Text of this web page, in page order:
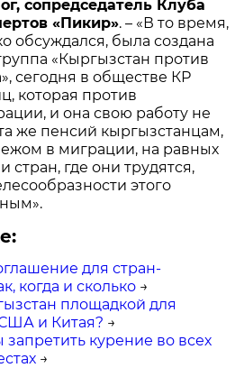
сопредседатель Клуба
«Пикир». – «В то время,
обсуждался, была создана
«Кыргызстан против
сегодня в обществе КР
которая против
и она свою работу не
же пенсий кыргызстанцам,
в миграции, на равных
стран, где они трудятся,
этого
для стран-
когда и сколько →
площадкой для
и Китая? →
курение во всех
→